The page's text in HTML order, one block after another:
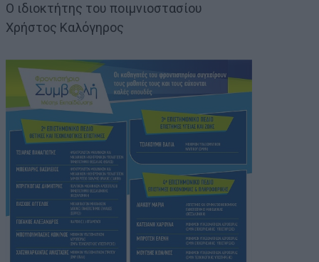
Ο ιδιοκτήτης του ποιμνιοστασίου
Χρήστος Καλόγηρος